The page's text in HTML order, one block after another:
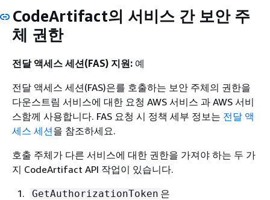
CodeArtifact의 서비스 간 보안 주
체 권한
전달 액세스 세션(FAS) 지원: 예
전달 액세스 세션(FAS)은를 호출하는 보안 주체의 권한을
다운스트림 서비스에 대한 요청 AWS 서비스 과 AWS 서비
스함께 사용합니다. FAS 요청 시 정책 세부 정보는 전달 액
세스 세션을 참조하세요.
호출 주체가 다른 서비스에 대한 권한을 가져야 하는 두 가
지 CodeArtifact API 작업이 있습니다.
GetAuthorizationToken 은